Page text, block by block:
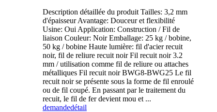
Description détaillée du produit Tailles: 3,2 mm
d'épaisseur Avantage: Douceur et flexibilité
Usine: Oui Application: Construction / Fil de
liaison Couleur: Noir Emballage: 25 kg / bobine,
50 kg / bobine Haute lumière: fil d'acier recuit
noir, fil de reliure recuit noir Fil recuit noir 3.2
mm / utilisation comme fil de reliure ou attaches
métalliques Fil recuit noir BWG8-BWG25 Le fil
recuit noir se présente sous la forme de fil enroulé
ou de fil coupé. En passant par le traitement du
recuit, le fil de fer devient mou et ...
demandedétail